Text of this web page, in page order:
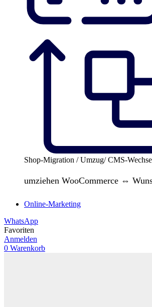
Shop-Migration / Umzug/ CMS-
umziehen WooCommerce ⇔
Online-Marketing
WhatsApp
Favoriten
Anmelden
0 Warenkorb